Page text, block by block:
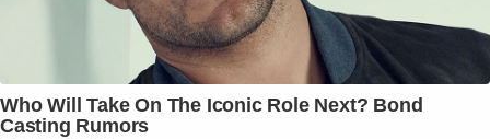
Who Will Take On The Iconic Role Next? Bond
Casting Rumors